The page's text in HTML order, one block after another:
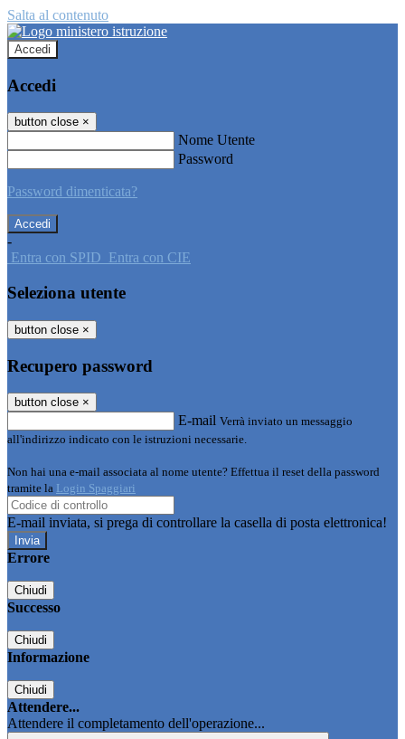
Salta al contenuto
Accedi
Accedi
button close ×
Nome Utente
Password
Password dimenticata?
-
Entra con SPID Entra con CIE
Seleziona utente
button close ×
Recupero password
button close ×
E-mail Verrà inviato un messaggio
all'indirizzo indicato con le istruzioni necessarie.
Non hai una e-mail associata al nome utente? Effettua il reset della password
tramite la Login Spaggiari
E-mail inviata, si prega di controllare la casella di posta elettronica!
Errore
Chiudi
Successo
Chiudi
Informazione
Chiudi
Attendere...
Attendere il completamento dell'operazione...